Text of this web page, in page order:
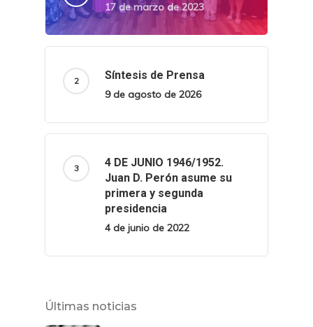
17 de marzo de 2023
Síntesis de Prensa
9 de agosto de 2026
4 DE JUNIO 1946/1952.
Juan D. Perón asume su
primera y segunda
presidencia
4 de junio de 2022
Últimas noticias